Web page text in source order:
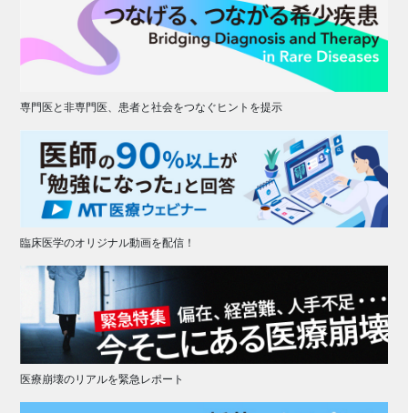
専門医と非専門医、患者と社会をつなぐヒントを提示
臨床医学のオリジナル動画を配信！
医療崩壊のリアルを緊急レポート